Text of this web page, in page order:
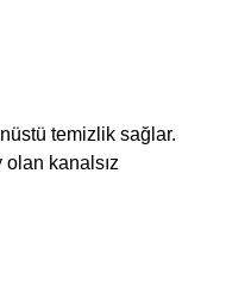
temizlik sağlar.
olan kanalsız